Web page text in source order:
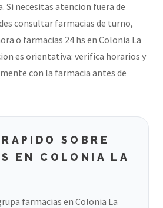
Si necesitas atencion fuera de
consultar farmacias de turno,
o farmacias 24 hs en Colonia La
es orientativa: verifica horarios y
con la farmacia antes de
SOBRE
EN COLONIA LA
farmacias en Colonia La